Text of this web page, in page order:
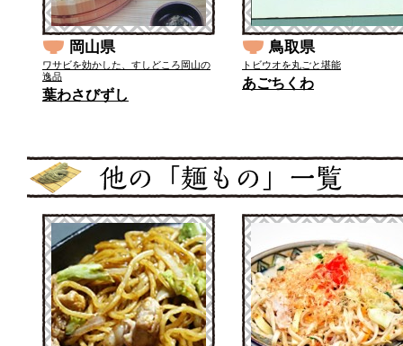
岡山県
ワサビを効かした、すしどころ岡山の
逸品
葉わさびずし
鳥取県
トビウオを丸ごと堪能
あごちくわ